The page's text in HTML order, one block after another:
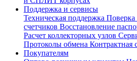
Поддержка и сервисы
Техническая поддержка Поверка
счетчиков Восстановление
Расчет коллекторных узлов
Протоколы обмена Контрактная
Покупателям